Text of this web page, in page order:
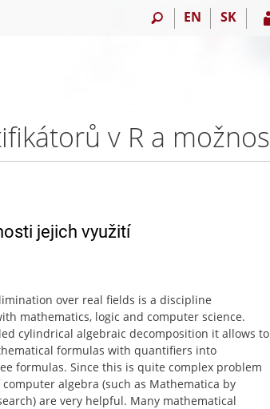
EN SK
jejich využití
over real fields is a discipline
mathematics, logic and computer science.
cylindrical algebraic decomposition it allows to
formulas with quantifiers into
formulas. Since this is quite complex problem
algebra (such as Mathematica by
are very helpful. Many mathematical